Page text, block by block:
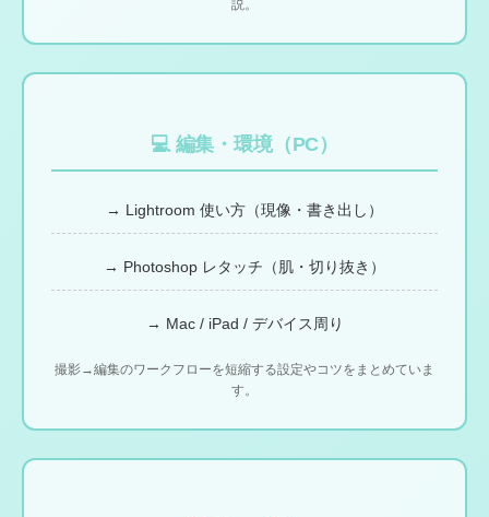
説。
💻 編集・環境（PC）
→ Lightroom 使い方（現像・書き出し）
→ Photoshop レタッチ（肌・切り抜き）
→ Mac / iPad / デバイス周り
撮影→編集のワークフローを短縮する設定やコツをまとめていま
す。